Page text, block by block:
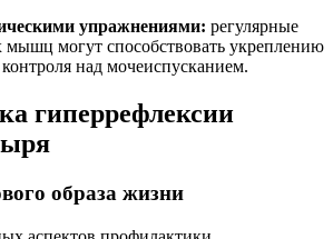
упражнениями: регулярные
мышц могут способствовать укреплению
над мочеиспусканием.
гиперрефлексии
образа жизни